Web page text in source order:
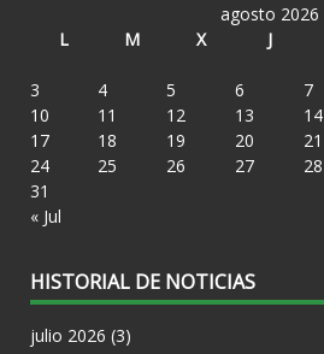
agosto 2026
L
M X J
« Jul
3
4 5 6 7
10
11 12 13 14
17
18 19 20 21
24
25 26 27 28
31
HISTORIAL DE NOTICIAS
julio 2026 (3)